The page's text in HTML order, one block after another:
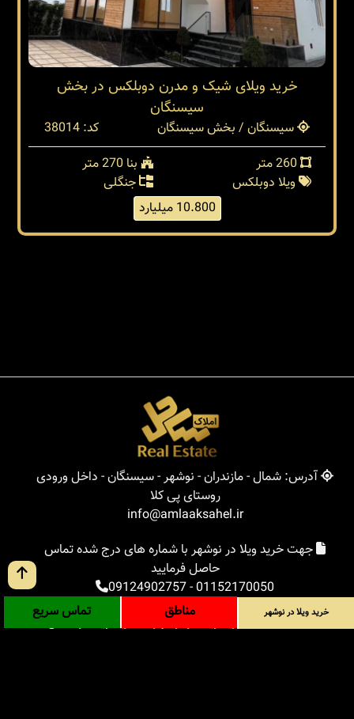
خرید ویلای شیک و مدرن دوبلکس در بخش
سیسنگان
سیسنگان / بخش سیسنگان
کد: 38014
بنا 270 متر
ویلا دوبلکس
جنگلی
10.800 میلیارد
آدرس: شمال - مازندران - نوشهر - سیسنگان - داخل ورودی
روستای پی کلا
info@amlaaksahel.ir
جهت خرید ویلا در نوشهر با شماره های درج شده تماس
حاصل فرمایید
01152170050
-
09124902757
املاک ساحل
خرید ویلا در نوشهر
خرید ویلا در شمال
خرید ویلا در نوشهر مناطق تماس سریع